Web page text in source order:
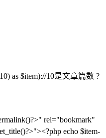
as $item)://10是文章篇数 ?
rel="bookmark"
echo $item-